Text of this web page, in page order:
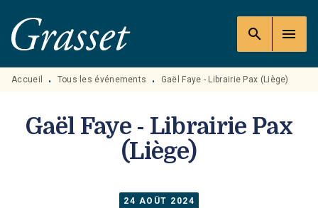
MENU RECHERCHE
PIED DE PAGE
search menu
Accueil • Tous les événements • Gaël Faye - Librairie Pax (Liège)
Gaël Faye - Librairie Pax
(Liège)
24 AOÛT 2024